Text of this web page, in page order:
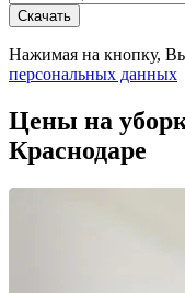
Нажимая на кнопку, Вы
персональных данных
Цены на
Краснодаре